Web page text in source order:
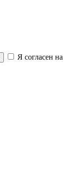
Я согласен на